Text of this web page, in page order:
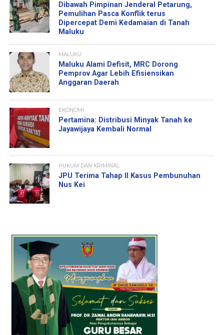
Dibawah Pimpinan Jenderal Petarung,
Pemulihan Pasca Konflik terus
Dipercepat Demi Kedamaian di Tanah
Maluku
MALUKU
Maluku Alami Defisit, MRC Dorong
Pemprov Agar Lebih Efisiensikan
Anggaran Daerah
EKONOMI
Pertamina: Distribusi Minyak Tanah ke
Jayawijaya Kembali Normal
HUKUM DAN KRIMINAL
JPU Terima Tahap II Kasus Pembunuhan
Nus Kei